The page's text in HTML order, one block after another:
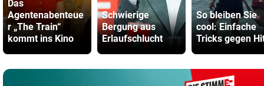
Das
Agentenabenteue
r „The Train“
kommt ins Kino
Schwierige
Bergung aus
Erlaufschlucht
So bleiben Sie
cool: Einfache
Tricks gegen